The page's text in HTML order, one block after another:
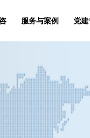
服务与案例 党